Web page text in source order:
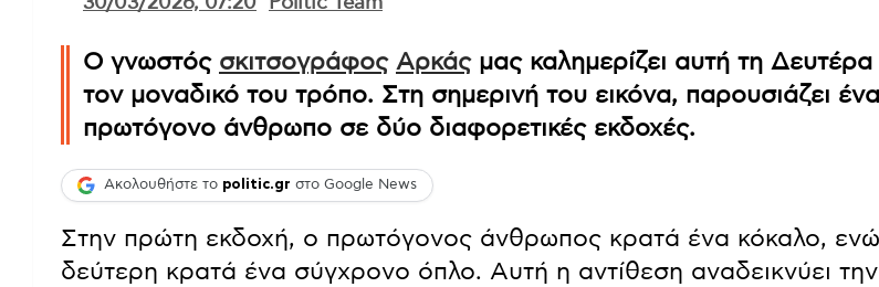
Ο γνωστός σκιτσογράφος Αρκάςμας καλημερίζει αυτή τη Δευτέρα
τον μοναδικό του τρόπο. Στη σημερινή του εικόνα, παρουσιάζει
πρωτόγονο άνθρωπο σε δύο διαφορετικές εκδοχές.
Ακολουθήστε το politic.gr στο Google News
Στην πρώτη εκδοχή, ο πρωτόγονος άνθρωπος κρατά ένα κόκαλο,
δεύτερη κρατά ένα σύγχρονο όπλο. Αυτή η αντίθεση αναδεικνύει την